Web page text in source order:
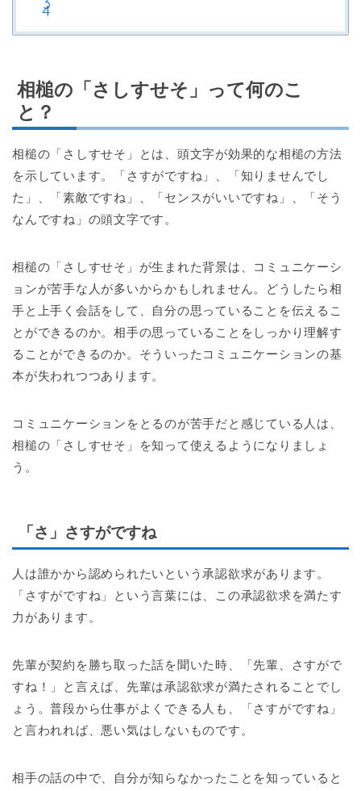
相槌の「さしすせそ」って何のこ
と？
相槌の「さしすせそ」とは、頭文字が効果的な相槌の方法
を示しています。「さすがですね」、「知りませんでし
た」、「素敵ですね」、「センスがいいですね」、「そう
なんですね」の頭文字です。
相槌の「さしすせそ」が生まれた背景は、コミュニケーシ
ョンが苦手な人が多いからかもしれません。どうしたら相
手と上手く会話をして、自分の思っていることを伝えるこ
とができるのか。相手の思っていることをしっかり理解す
ることができるのか。そういったコミュニケーションの基
本が失われつつあります。
コミュニケーションをとるのが苦手だと感じている人は、
相槌の「さしすせそ」を知って使えるようになりましょ
う。
「さ」さすがですね
人は誰かから認められたいという承認欲求があります。
「さすがですね」という言葉には、この承認欲求を満たす
力があります。
先輩が契約を勝ち取った話を聞いた時、「先輩、さすがで
すね！」と言えば、先輩は承認欲求が満たされることでし
ょう。普段から仕事がよくできる人も、「さすがですね」
と言われれば、悪い気はしないものです。
相手の話の中で、自分が知らなかったことを知っていると